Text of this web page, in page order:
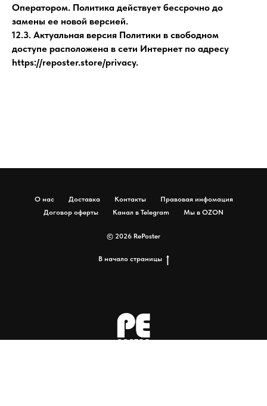
Оператором. Политика действует бессрочно до
замены ее новой версией.
12.3. Актуальная версия Политики в свободном
доступе расположена в сети Интернет по адресу
https://reposter.store/privacy.
О нас Доставка Контакты
Правовая инфомация
Договор оферты
Канал в Telegram Мы в OZON
© 2026 RePoster
В начало страницы